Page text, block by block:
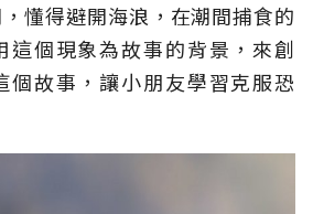
懂得避開海浪，在潮間捕食的
這個現象為故事的背景，來創
個故事，讓小朋友學習克服恐